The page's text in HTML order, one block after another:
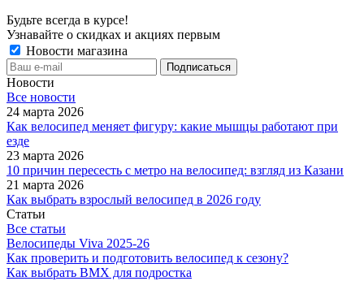
Будьте всегда в курсе!
Узнавайте о скидках и акциях первым
Новости магазина
Новости
Все новости
24 марта 2026
Как велосипед меняет фигуру: какие мышцы работают при
езде
23 марта 2026
10 причин пересесть с метро на велосипед: взгляд из Казани
21 марта 2026
Как выбрать взрослый велосипед в 2026 году
Статьи
Все статьи
Велосипеды Viva 2025-26
Как проверить и подготовить велосипед к сезону?
Как выбрать BMX для подростка